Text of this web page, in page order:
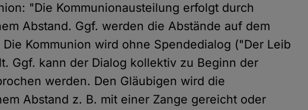
"Die Kommunionausteilung erfolgt durch
Abstand. Ggf. werden die Abstände auf dem
Kommunion wird ohne Spendedialog ("Der Leib
Ggf. kann der Dialog kollektiv zu Beginn der
werden. Den Gläubigen wird die
Abstand z. B. mit einer Zange gereicht oder